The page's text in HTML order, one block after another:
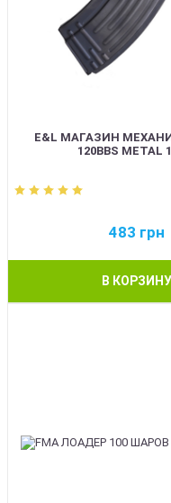
E&L МАГАЗИН
120BBS METAL
483 грн
В КОРЗИНУ